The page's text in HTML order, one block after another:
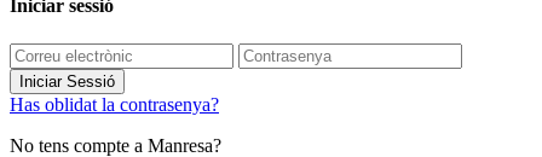
Iniciar sessió
Iniciar Sessió
Has oblidat la contrasenya?
No tens compte a Manresa?